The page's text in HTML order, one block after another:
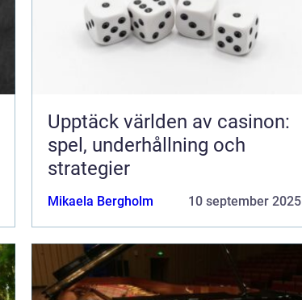
Upptäck världen av casinon:
spel, underhållning och
strategier
Mikaela Bergholm 10 september 2025